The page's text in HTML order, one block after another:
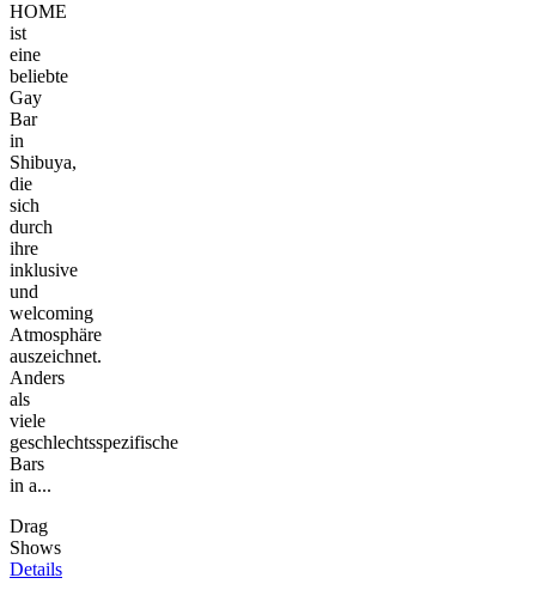
HOME
ist
eine
beliebte
Gay
Bar
in
Shibuya,
die
sich
durch
ihre
inklusive
und
welcoming
Atmosphäre
auszeichnet.
Anders
als
viele
geschlechtsspezifische
Bars
in a...
Drag
Shows
Details